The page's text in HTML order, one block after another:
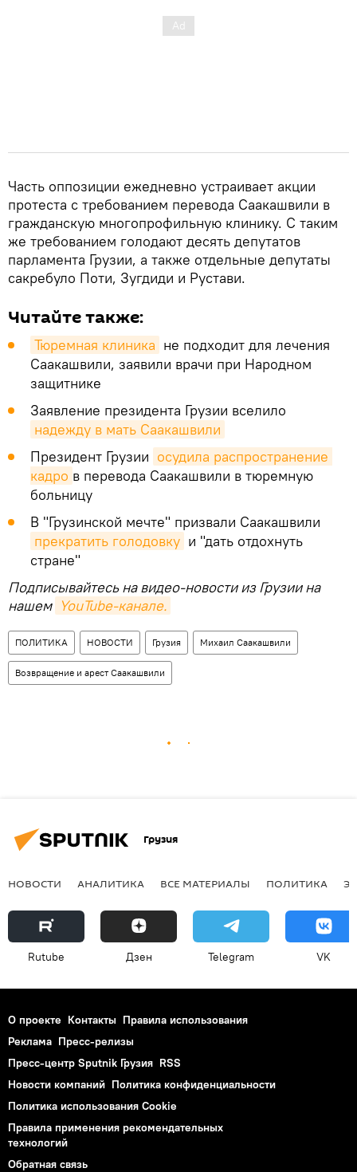
Часть оппозиции ежедневно устраивает акции
протеста с требованием перевода Саакашвили в
гражданскую многопрофильную клинику. С таким
же требованием голодают десять депутатов
парламента Грузии, а также отдельные депутаты
сакребуло Поти, Зугдиди и Рустави.
Читайте также:
Тюремная клиника не подходит для лечения
Саакашвили, заявили врачи при Народном
защитнике
Заявление президента Грузии вселило
надежду в мать Саакашвили
Президент Грузии осудила распространение
кадро в перевода Саакашвили в тюремную
больницу
В "Грузинской мечте" призвали Саакашвили
прекратить голодовку и "дать отдохнуть
стране"
Подписывайтесь на видео-новости из Грузии на
нашем YouTube-канале.
ПОЛИТИКА НОВОСТИ Грузия Михаил Саакашвили
Возвращение и арест Саакашвили
Грузия
НОВОСТИ АНАЛИТИКА ВСЕ МАТЕРИАЛЫ ПОЛИТИКА
Rutube Дзен Telegram VK
О проекте Контакты Правила использования
Реклама Пресс-релизы
Пресс-центр Sputnik Грузия RSS
Новости компаний Политика конфиденциальности
Политика использования Cookie
Правила применения рекомендательных
технологий
Обратная связь